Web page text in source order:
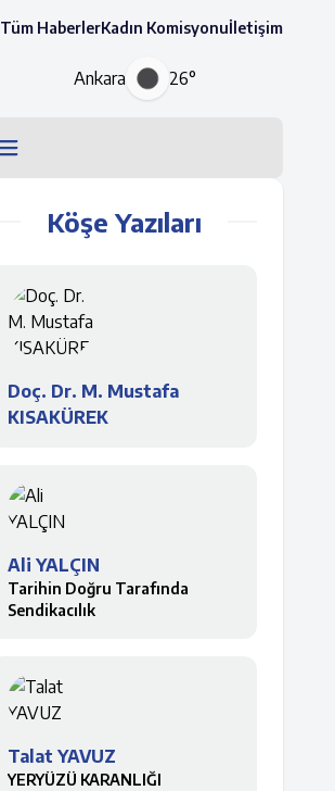
Tüm HaberlerKadın Komisyonuİletişim
Ankara 26°
Köşe Yazıları
Doç. Dr. M. Mustafa
KISAKÜREK
Ali YALÇIN
Tarihin Doğru Tarafında
Sendikacılık
Talat YAVUZ
YERYÜZÜ KARANLIĞI